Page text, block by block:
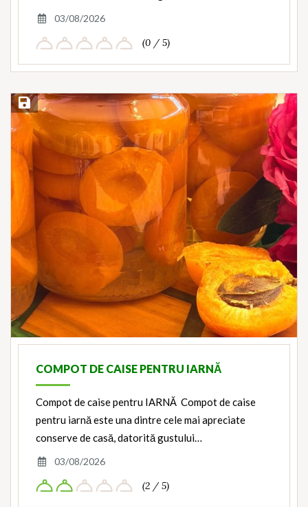
03/08/2026
(0 / 5)
Save Recipe
COMPOT DE CAISE PENTRU IARNĂ
Compot de caise pentru IARNĂ Compot de caise
pentru iarnă este una dintre cele mai apreciate
conserve de casă, datorită gustului…
03/08/2026
(2 / 5)